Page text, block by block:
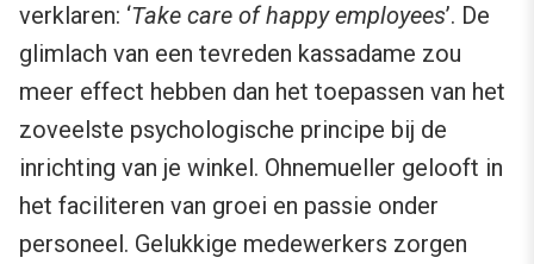
verklaren: ‘Take care of happy employees’. De
glimlach van een tevreden kassadame zou
meer effect hebben dan het toepassen van het
zoveelste psychologische principe bij de
inrichting van je winkel. Ohnemueller gelooft in
het faciliteren van groei en passie onder
personeel. Gelukkige medewerkers zorgen